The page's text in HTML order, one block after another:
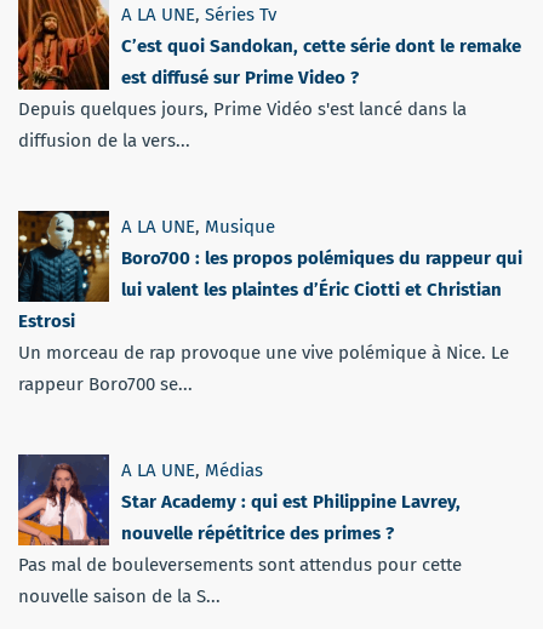
A LA UNE, Séries Tv
C’est quoi Sandokan, cette série dont le remake
est diffusé sur Prime Video ?
Depuis quelques jours, Prime Vidéo s'est lancé dans la
diffusion de la vers...
A LA UNE, Musique
Boro700 : les propos polémiques du rappeur qui
lui valent les plaintes d’Éric Ciotti et Christian
Estrosi
Un morceau de rap provoque une vive polémique à Nice. Le
rappeur Boro700 se...
A LA UNE, Médias
Star Academy : qui est Philippine Lavrey,
nouvelle répétitrice des primes ?
Pas mal de bouleversements sont attendus pour cette
nouvelle saison de la S...